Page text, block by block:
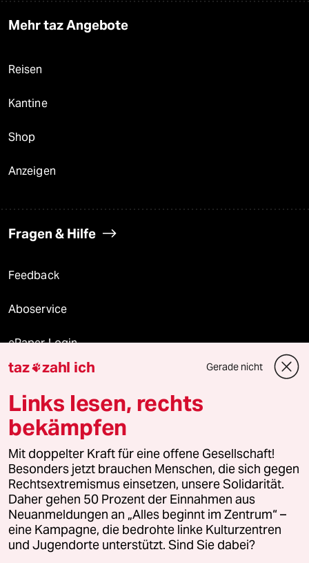
Mehr taz Angebote
Reisen
Kantine
Shop
Anzeigen
Fragen & Hilfe
Feedback
Aboservice
ePaper Login
Downloads für Abonnierende
© 2026 taz Verlags und Vertriebs GmbH
Alle Rechte vorbehalten. Bei rechtlichen Fragen oder für Genehmigungen
wenden Sie sich bitte an
lizenzen@taz.de
Feedback Redaktionsstatut Kommune-Richtlinien
Leitlinie Informant Datenschutz Impressum AGB
taz zahl ich Gerade nicht
Links lesen, rechts
bekämpfen
Mit doppelter Kraft für eine offene Gesellschaft!
Besonders jetzt brauchen Menschen, die sich gegen
Rechtsextremismus einsetzen, unsere Solidarität.
Daher gehen 50 Prozent der Einnahmen aus
Neuanmeldungen an „Alles beginnt im Zentrum“ –
eine Kampagne, die bedrohte linke Kulturzentren
und Jugendorte unterstützt. Sind Sie dabei?